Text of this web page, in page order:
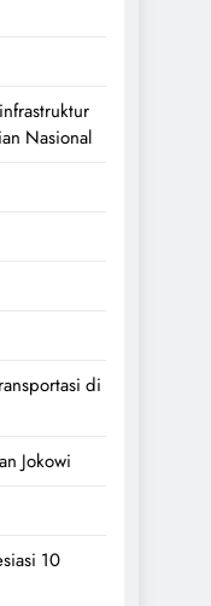
Nasional
di
Jokowi
10